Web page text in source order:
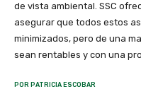
de vista ambiental. SSC
asegurar que todos estos
minimizados, pero de una
sean rentables y con una
POR PATRICIA ESCOBAR